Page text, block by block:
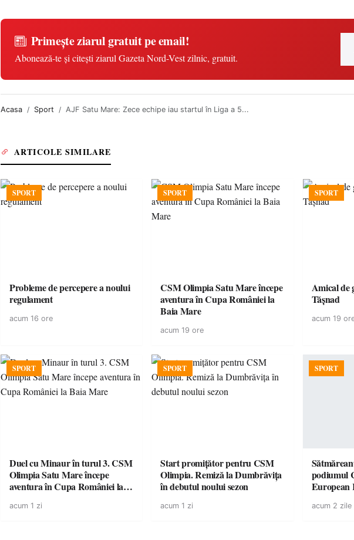
Primește ziarul gratuit pe email!
Abonează-te și citești ziarul Gazeta Nord-Vest zilnic, gratuit.
Acasa Sport AJF Satu Mare: Zece echipe iau startul în Liga a 5...
ARTICOLE SIMILARE
SPORT
Probleme de percepere a noului
regulament
acum 16 ore
SPORT
CSM Olimpia Satu Mare începe
aventura în Cupa României la
Baia Mare
acum 19 ore
SPORT
Amical de
Tășnad
acum 19
SPORT
Duel cu Minaur în turul 3. CSM
Olimpia Satu Mare începe
aventura în Cupa României la
acum 1 zi
SPORT
Start promițător pentru CSM
Olimpia. Remiză la Dumbrăvița
în debutul noului sezon
acum 1 zi
SPORT
podiumul
European
Räikkönen
acum 2 zile